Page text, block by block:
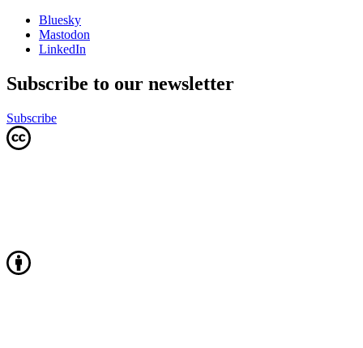
Bluesky
Mastodon
LinkedIn
Subscribe to our newsletter
Subscribe